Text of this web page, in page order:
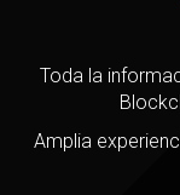
Toda la
Amplia